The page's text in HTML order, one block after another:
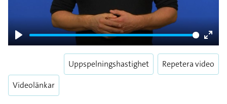
Play
Enter
Videolänkar
Uppspelningshastighet Repetera video